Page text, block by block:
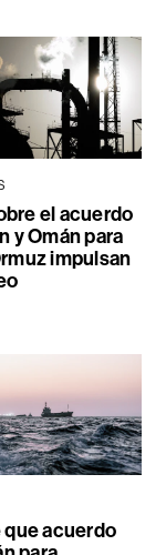
el acuerdo
y Omán para
impulsan
que acuerdo